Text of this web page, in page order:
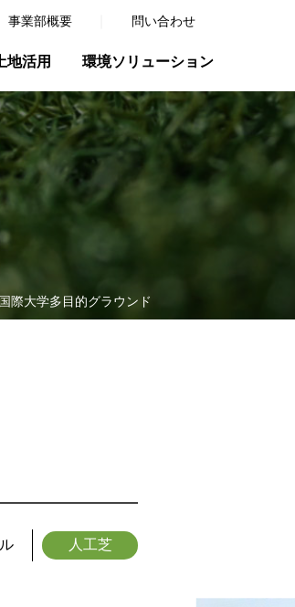
事業部概要 問い合わせ
地活用 環境ソリューション
際大学多目的グラウンド
人工芝